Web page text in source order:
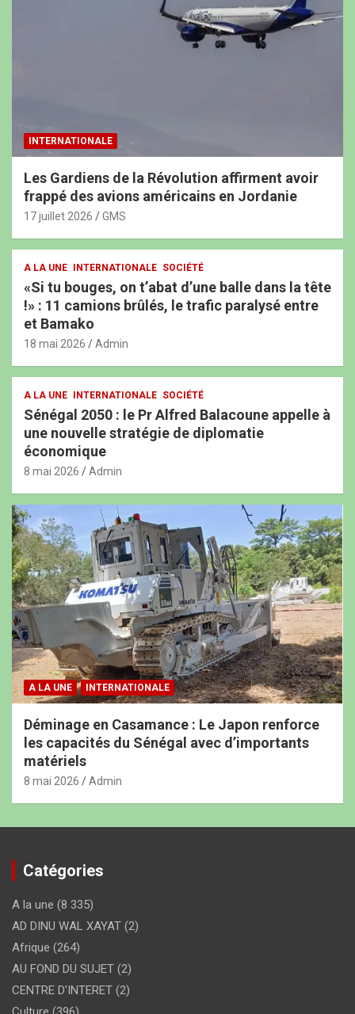
INTERNATIONALE
Les Gardiens de la Révolution affirment avoir
frappé des avions américains en Jordanie
17 juillet 2026 GMS
A LA UNE INTERNATIONALE SOCIÉTÉ
«Si tu bouges, on t’abat d’une balle dans la tête
!» : 11 camions brûlés, le trafic paralysé entre
et Bamako
18 mai 2026 Admin
A LA UNE INTERNATIONALE SOCIÉTÉ
Sénégal 2050 : le Pr Alfred Balacoune appelle à
une nouvelle stratégie de diplomatie
économique
8 mai 2026 Admin
A LA UNE INTERNATIONALE
Déminage en Casamance : Le Japon renforce
les capacités du Sénégal avec d’importants
matériels
8 mai 2026 Admin
Catégories
A la une (8 335)
AD DINU WAL XAYAT (2)
Afrique (264)
AU FOND DU SUJET (2)
CENTRE D'INTERET (2)